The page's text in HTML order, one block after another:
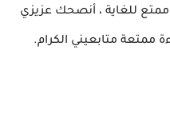
للغاية ، أنصحك عزيزي
ممتعة متابعيني الكرام.